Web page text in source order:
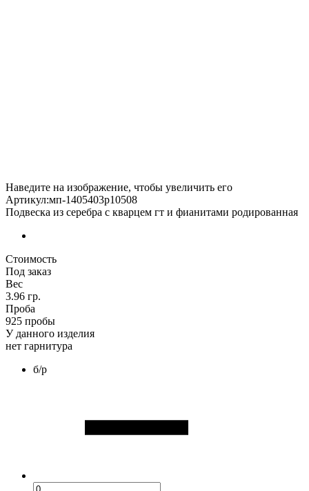
Наведите на изображение, чтобы увеличить его
Артикул:мп-1405403р10508
Подвеска из серебра с кварцем гт и фианитами родированная
Стоимость
Под заказ
Вес
3.96 гр.
Проба
925 пробы
У данного изделия
нет гарнитура
б/р